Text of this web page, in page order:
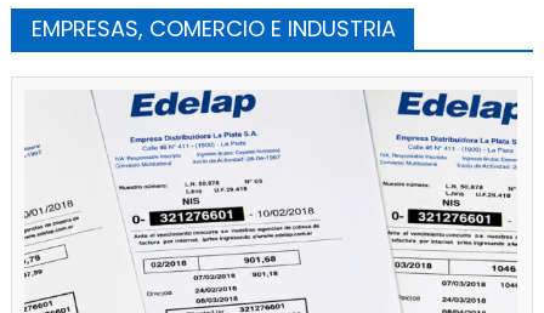
EMPRESAS, COMERCIO E INDUSTRIA